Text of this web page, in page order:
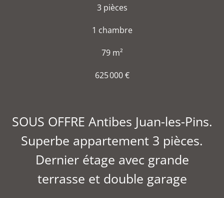
3 pièces
1 chambre
79 m²
625 000 €
SOUS OFFRE Antibes Juan-les-Pins.
Superbe appartement 3 pièces.
Dernier étage avec grande
terrasse et double garage